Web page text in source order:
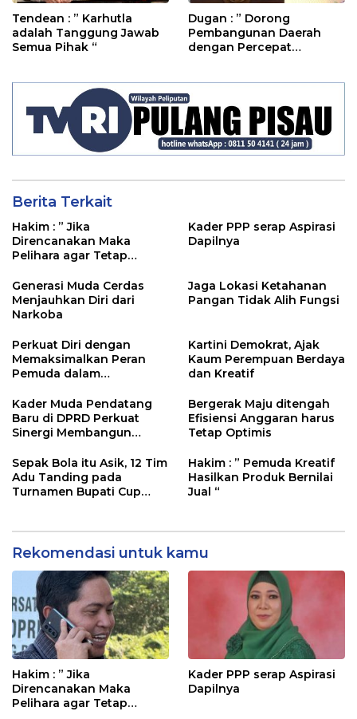
Tendean : ” Karhutla
adalah Tanggung Jawab
Semua Pihak “
Dugan : ” Dorong
Pembangunan Daerah
dengan Percepat
Berita Terkait
Hakim : ” Jika
Direncanakan Maka
Pelihara agar Tetap
Kader PPP serap Aspirasi
Dapilnya
Generasi Muda Cerdas
Menjauhkan Diri dari
Narkoba
Jaga Lokasi Ketahanan
Pangan Tidak Alih Fungsi
Perkuat Diri dengan
Memaksimalkan Peran
Pemuda dalam
Kartini Demokrat, Ajak
Kaum Perempuan Berdaya
dan Kreatif
Kader Muda Pendatang
Baru di DPRD Perkuat
Sinergi Membangun
Bergerak Maju ditengah
Efisiensi Anggaran harus
Tetap Optimis
Sepak Bola itu Asik, 12 Tim
Adu Tanding pada
Turnamen Bupati Cup
Hakim : ” Pemuda Kreatif
Hasilkan Produk Bernilai
Jual “
Rekomendasi untuk kamu
Hakim : ” Jika
Direncanakan Maka
Pelihara agar Tetap
Kader PPP serap Aspirasi
Dapilnya